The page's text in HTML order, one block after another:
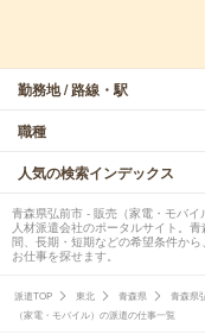
勤務地 / 路線・駅
職種
人気の検索インデックス
青森県弘前市 - 販売（家電・モバ
人材派遣会社のポータルサイト。
間、長期・短期などの希望条件か
お仕事を探せます。
派遣TOP 東北 青森県 青森県
（家電・モバイル）の派遣の仕事一覧